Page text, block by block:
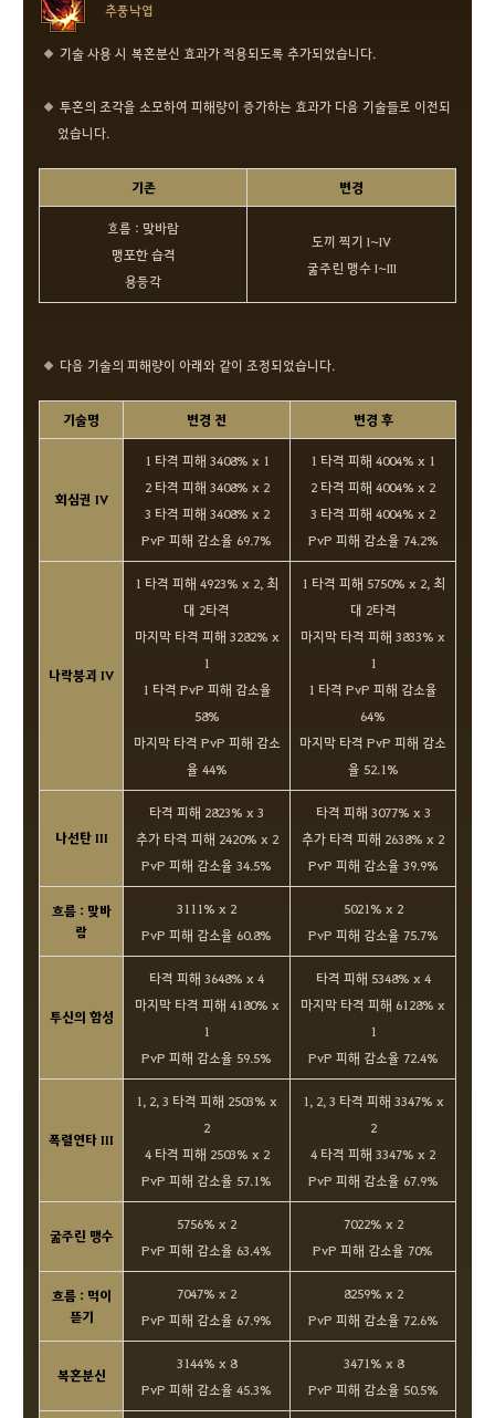
추풍낙엽
기술 사용 시 복혼분신 효과가 적용되도록 추가되었습니다.
투혼의 조각을 소모하여 피해량이 증가하는 효과가 다음 기술들로 이전되
었습니다.
기존 변경
흐름 : 맞바람
맹포한 습격
용등각
도끼 찍기 I~IV
굶주린 맹수 I~III
다음 기술의 피해량이 아래와 같이 조정되었습니다.
기술명 변경 전 변경 후
회심권 IV
1 타격 피해 3408% x 1
2 타격 피해 3408% x 2
3 타격 피해 3408% x 2
PvP 피해 감소율 69.7%
1 타격 피해 4004% x 1
2 타격 피해 4004% x 2
3 타격 피해 4004% x 2
PvP 피해 감소율 74.2%
나락붕괴 IV
1 타격 피해 4923% x 2, 최
대 2타격
마지막 타격 피해 3282% x
1
1 타격 PvP 피해 감소율
58%
마지막 타격 PvP 피해 감소
율 44%
1 타격 피해 5750% x 2, 최
대 2타격
마지막 타격 피해 3833% x
1
1 타격 PvP 피해 감소율
64%
마지막 타격 PvP 피해 감소
율 52.1%
나선탄 III
타격 피해 2823% x 3
추가 타격 피해 2420% x 2
PvP 피해 감소율 34.5%
타격 피해 3077% x 3
추가 타격 피해 2638% x 2
PvP 피해 감소율 39.9%
흐름 : 맞바
람
3111% x 2
PvP 피해 감소율 60.8%
5021% x 2
PvP 피해 감소율 75.7%
투신의 함성
타격 피해 3648% x 4
마지막 타격 피해 4180% x
1
PvP 피해 감소율 59.5%
타격 피해 5348% x 4
마지막 타격 피해 6128% x
1
PvP 피해 감소율 72.4%
폭렬연타 III
1, 2, 3 타격 피해 2503% x
2
4 타격 피해 2503% x 2
PvP 피해 감소율 57.1%
1, 2, 3 타격 피해 3347% x
2
4 타격 피해 3347% x 2
PvP 피해 감소율 67.9%
굶주린 맹수
5756% x 2
PvP 피해 감소율 63.4%
7022% x 2
PvP 피해 감소율 70%
흐름 : 먹이
뜯기
7047% x 2
PvP 피해 감소율 67.9%
8259% x 2
PvP 피해 감소율 72.6%
복혼분신
3144% x 8
PvP 피해 감소율 45.3%
3471% x 8
PvP 피해 감소율 50.5%